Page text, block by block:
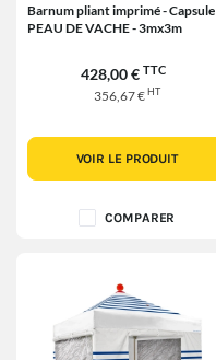
Barnum pliant imprimé - Capsule
PEAU DE VACHE - 3mx3m
428,00 € TTC
356,67 € HT
VOIR LE PRODUIT
COMPARER